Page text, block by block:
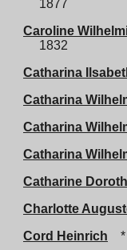
1877
Caroline
1832
Catharina
Catharina
Catharina
Catharina
Catharine
Charlotte
Cord Heinrich